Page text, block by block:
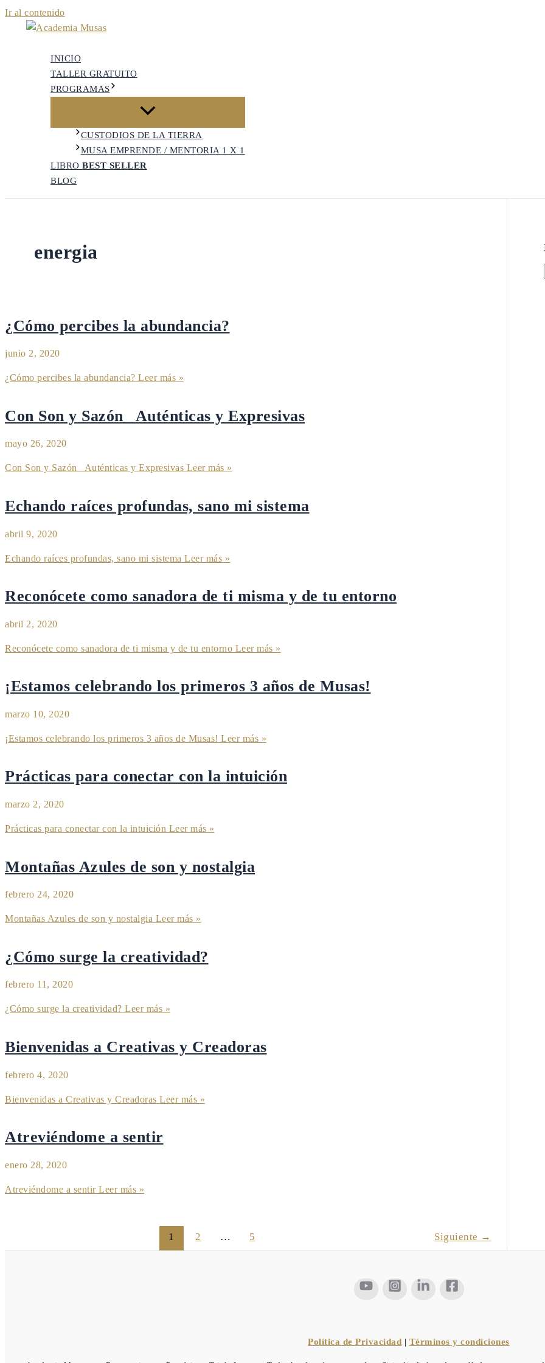
Ir al contenido
INICIO
TALLER GRATUITO
PROGRAMAS
CUSTODIOS DE LA TIERRA
MUSA EMPRENDE / MENTORIA 1 X 1
LIBRO BEST SELLER
BLOG
energia
¿Cómo percibes la abundancia?
junio 2, 2020
¿Cómo percibes la abundancia? Leer más »
Con Son y Sazón_ Auténticas y Expresivas
mayo 26, 2020
Con Son y Sazón_ Auténticas y Expresivas Leer más »
Echando raíces profundas, sano mi sistema
abril 9, 2020
Echando raíces profundas, sano mi sistema Leer más »
Reconócete como sanadora de ti misma y de tu entorno
abril 2, 2020
Reconócete como sanadora de ti misma y de tu entorno Leer más »
¡Estamos celebrando los primeros 3 años de Musas!
marzo 10, 2020
¡Estamos celebrando los primeros 3 años de Musas! Leer más »
Prácticas para conectar con la intuición
marzo 2, 2020
Prácticas para conectar con la intuición Leer más »
Montañas Azules de son y nostalgia
febrero 24, 2020
Montañas Azules de son y nostalgia Leer más »
¿Cómo surge la creatividad?
febrero 11, 2020
¿Cómo surge la creatividad? Leer más »
Bienvenidas a Creativas y Creadoras
febrero 4, 2020
Bienvenidas a Creativas y Creadoras Leer más »
Atreviéndome a sentir
enero 28, 2020
Atreviéndome a sentirLeer más »
1 2 … 5 Siguiente →
Política de Privacidad | Términos y condiciones